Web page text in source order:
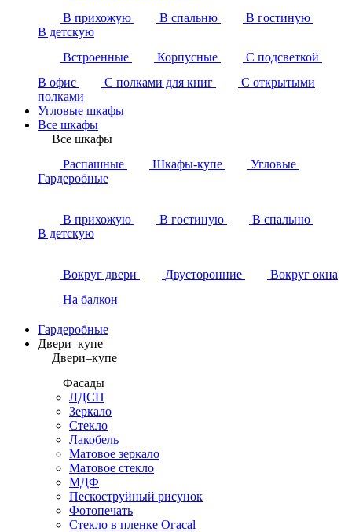
В прихожую
В спальню
В гостиную
В детскую
Встроенные
Корпусные
С подсветкой
В офис
С полками для книг
С открытыми
полками
Угловые шкафы
Все шкафы
Все шкафы
Распашные
Шкафы-купе
Угловые
Гардеробные
В прихожую В гостиную
В спальню
В детскую
Вокруг двери Двусторонние
Вокруг окна
На балкон
Гардеробные
Двери–купе
Двери–купе
Фасады
ЛДСП
Зеркало
Стекло
Лакобель
Матовое зеркало
Матовое стекло
МДФ
Пескоструйный рисунок
Фотопечать
Стекло в пленке Огасаl